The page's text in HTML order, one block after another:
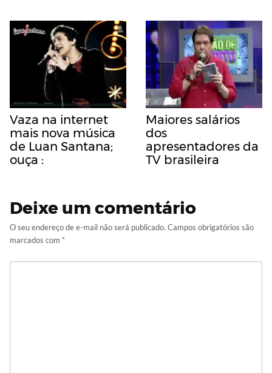
Vaza na internet
mais nova música
de Luan Santana;
ouça :
Maiores salários
dos
apresentadores da
TV brasileira
Deixe um comentário
O seu endereço de e-mail não será publicado. Campos obrigatórios são
marcados com *